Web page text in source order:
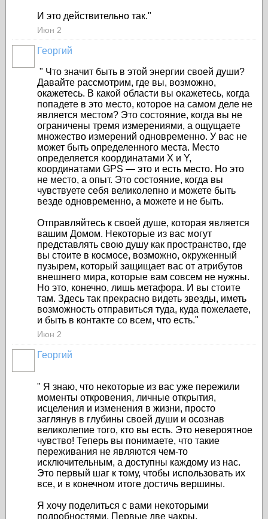
И это действительно так."
Июн 2
Георгий
" Что значит быть в этой энергии своей души?
Давайте рассмотрим, где вы, возможно,
окажетесь. В какой области вы окажетесь, когда
попадете в это место, которое на самом деле не
является местом? Это состояние, когда вы не
ограничены тремя измерениями, а ощущаете
множество измерений одновременно. У вас не
может быть определенного места. Место
определяется координатами X и Y,
координатами GPS — это и есть место. Но это
не место, а опыт. Это состояние, когда вы
чувствуете себя великолепно и можете быть
везде одновременно, а можете и не быть.
Отправляйтесь к своей душе, которая является
вашим Домом. Некоторые из вас могут
представлять свою душу как пространство, где
вы стоите в космосе, возможно, окруженный
пузырем, который защищает вас от атрибутов
внешнего мира, которые вам совсем не нужны.
Но это, конечно, лишь метафора. И вы стоите
там. Здесь так прекрасно видеть звезды, иметь
возможность отправиться туда, куда пожелаете,
и быть в контакте со всем, что есть."
Июн 2
Георгий
" Я знаю, что некоторые из вас уже пережили
моменты откровения, личные открытия,
исцеления и изменения в жизни, просто
заглянув в глубины своей души и осознав
великолепие того, кто вы есть. Это невероятное
чувство! Теперь вы понимаете, что такие
переживания не являются чем-то
исключительным, а доступны каждому из нас.
Это первый шаг к тому, чтобы использовать их
все, и в конечном итоге достичь вершины.
Я хочу поделиться с вами некоторыми
подробностями. Первые две чакры,